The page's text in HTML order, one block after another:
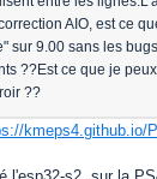
AIO, est ce
sur 9.00 sans les
??Est ce que je
??
kmeps4.github.io/